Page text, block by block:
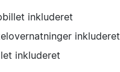
inkluderet
inkluderet
inkluderet